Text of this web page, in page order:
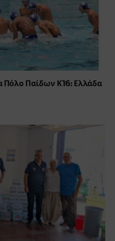
Παίδων Κ16: Ελλάδα